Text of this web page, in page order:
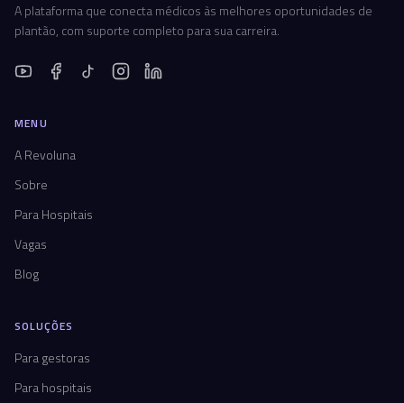
A plataforma que conecta médicos às melhores oportunidades de
plantão, com suporte completo para sua carreira.
MENU
A Revoluna
Sobre
Para Hospitais
Vagas
Blog
SOLUÇÕES
Para gestoras
Para hospitais